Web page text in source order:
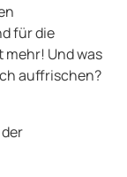
für die
mehr! Und was
auffrischen?